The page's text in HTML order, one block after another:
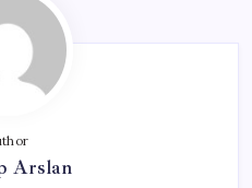
Arslan